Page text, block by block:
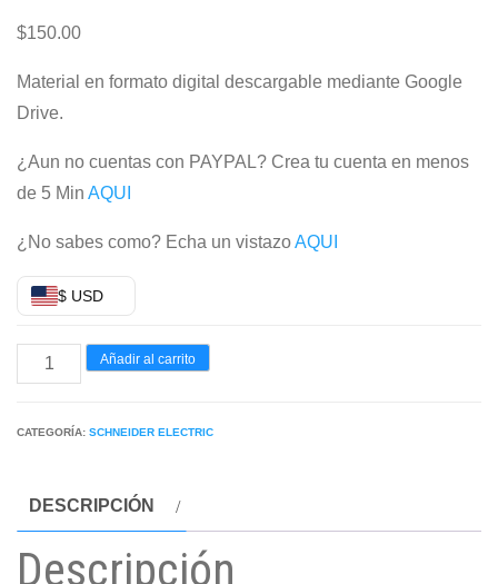
$150.00
Material en formato digital descargable mediante Google
Drive.
¿Aun no cuentas con PAYPAL? Crea tu cuenta en menos
de 5 Min AQUI
¿No sabes como? Echa un vistazoAQUI
$ USD
MÁQUINA
VIRTUAL
2025
XP
Añadir al carrito
CATEGORÍA: SCHNEIDER ELECTRIC
DESCRIPCIÓN
Descripción